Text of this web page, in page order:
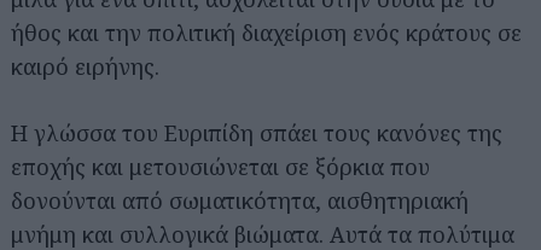
ήθος και την πολιτική διαχείριση ενός κράτους σε
καιρό ειρήνης.
Η γλώσσα του Ευριπίδη σπάει τους κανόνες της
εποχής και μετουσιώνεται σε ξόρκια που
δονούνται από σωματικότητα, αισθητηριακή
μνήμη και συλλογικά βιώματα. Αυτά τα πολύτιμα